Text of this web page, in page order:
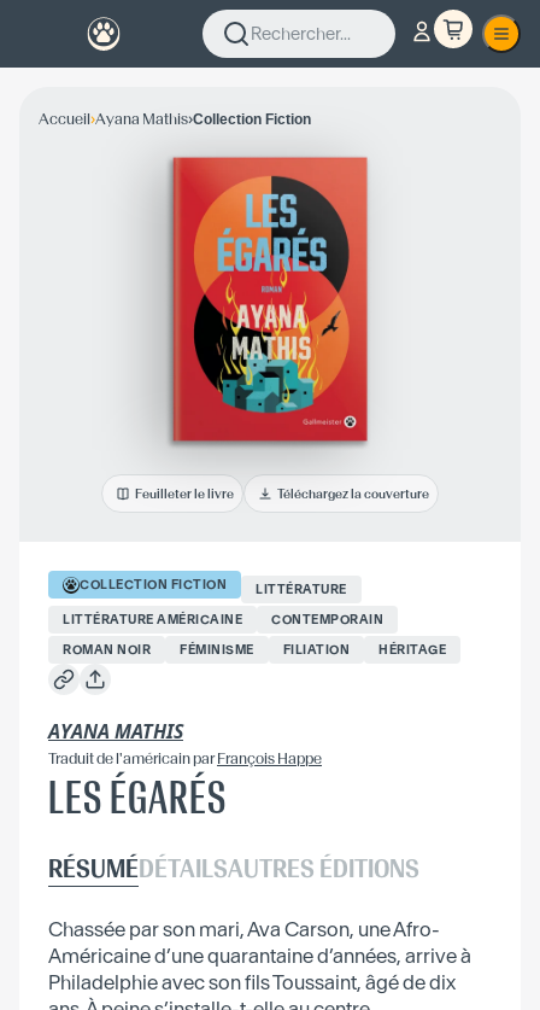
Rechercher...
Accueil›Ayana Mathis›Collection Fiction
Feuilleter le livre Téléchargez la couverture
COLLECTION FICTION
LITTÉRATURE
LITTÉRATURE AMÉRICAINE
CONTEMPORAIN
ROMAN NOIR
FÉMINISME FILIATION HÉRITAGE
AYANA MATHIS
Traduitde l'américainpar François Happe
LES ÉGARÉS
RÉSUMÉDÉTAILSAUTRES ÉDITIONS
Chassée par son mari, Ava Carson, une Afro-
Américaine d’une quarantaine d’années, arrive à
Philadelphie avec son fils Toussaint, âgé de dix